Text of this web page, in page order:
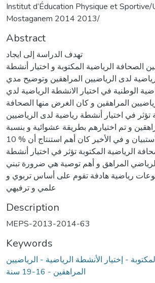
Institut d’Éducation Physique et
Mostaganem 2014 2013/
Abstract
تهدف الدراسة إلى ايجاد
الصحافة الرياضية المكتوبة و اختيار أنشطة
لدى الرياضيين المراهقين وتوضيح مدي
الوطنية في اختيار الانشطة الرياضية لدي
المراهقين و كان الغرض منها الصحافة
تؤثر في اختيار أنشطة رياضية لدى الرياضيين
و تم اختيارهم بطريقة عشوائية و بنسبة
10 % باستعمال الاستبيان و في الأخير كان أهم استنتاج أن
الرياضية المكتوبة تؤثر في اختيار أنشطة
المراهق و أهم توصية هي ضرورة تبني
رياضية هادفة تقوم على أساس تربوي و
علمي و ترفيهي
Description
MEPS-2013-2014-63
Keywords
- إختيار الأنشطة الرياضية - الرياضيين
المراهقين - 16-19 سنة